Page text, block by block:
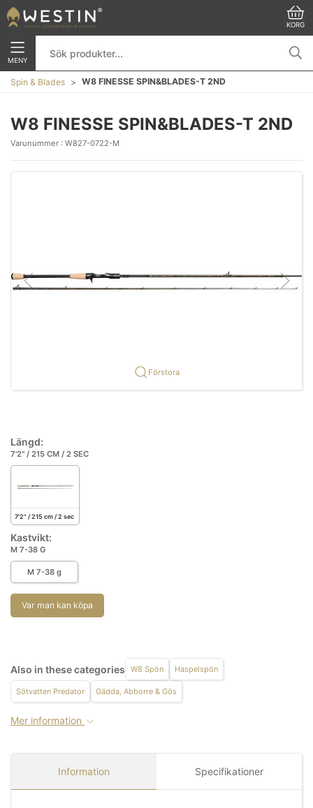
KORG
MENY
Spin & Blades W8 FINESSE SPIN&BLADES-T 2ND
W8 FINESSE SPIN&BLADES-T 2ND
Varunummer : W827-0722-M
Förstora
Längd:
7'2" / 215 CM / 2 SEC
7'2" / 215 cm / 2 sec
Kastvikt:
M 7-38 G
M 7-38 g
Var man kan köpa
Also in these categories W8 Spön Haspelspön
Sötvatten Predator Gädda, Abborre & Gös
Mer information
Information Specifikationer